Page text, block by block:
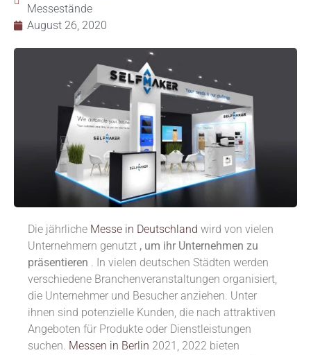
Messestände
August 26, 2020
Die jährliche Messe in Deutschland wird von vielen
Unternehmern genutzt , um ihr Unternehmen zu
präsentieren . In vielen deutschen Städten werden
verschiedene Branchenveranstaltungen organisiert,
die Unternehmer und Besucher anziehen. Unter
ihnen sind potenzielle Kunden, die nach attraktiven
Angeboten für Produkte oder Dienstleistungen
suchen. Messen in Berlin 2021, 2022 bieten